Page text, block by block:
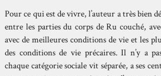
Pour ce qui est de vivre, l’auteur a très bien
entre les parties du corps de Ru couché,
avec de meilleures conditions de vie et les
des conditions de vie précaires. Il n’y a
chaque catégorie sociale vit séparée, a ses